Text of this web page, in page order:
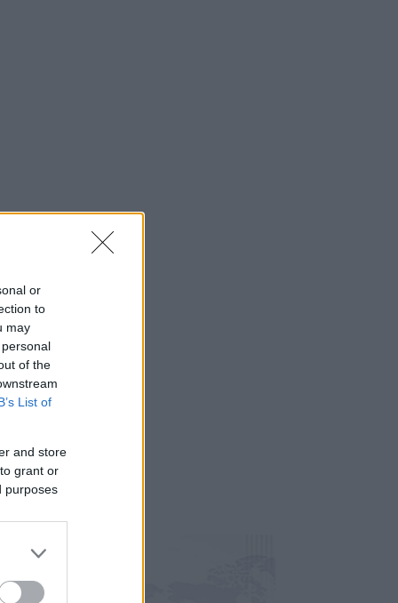
or
to
may
of the
List of
and store
grant or
purposes